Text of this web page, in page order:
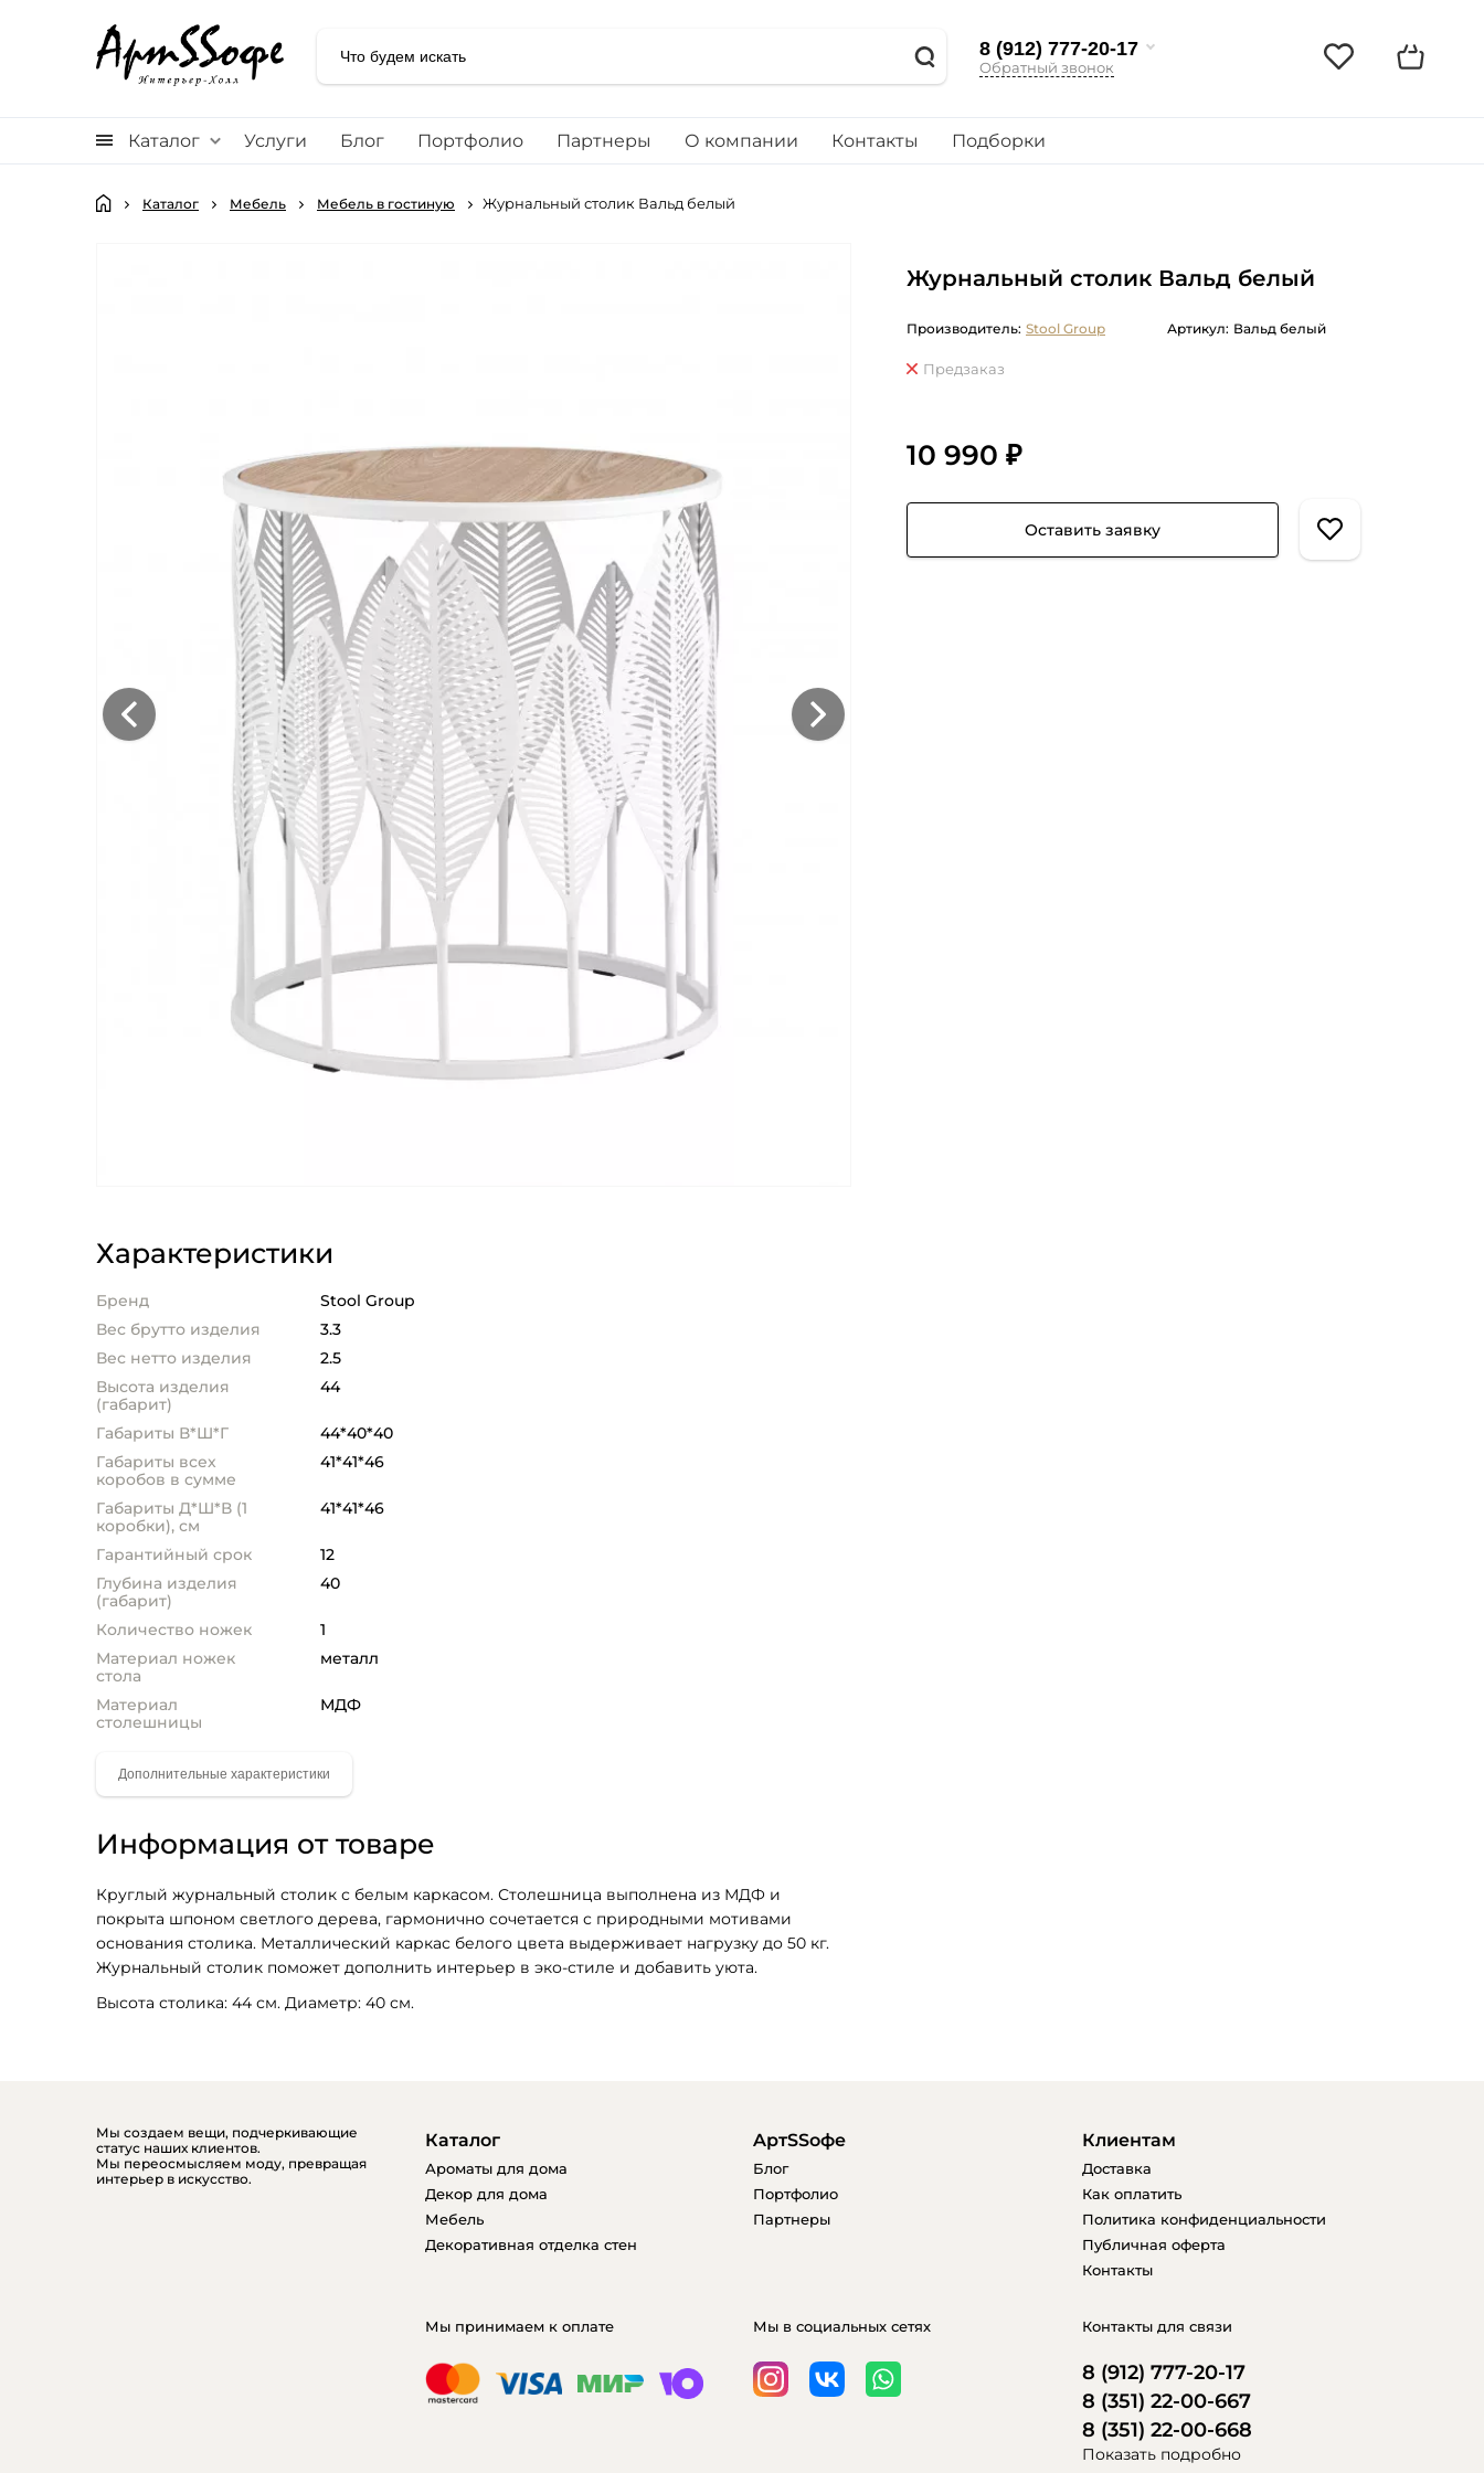
8 (912) 777-20-17
Обратный звонок
Каталог Услуги Блог Портфолио Партнеры О компании Контакты Подборки
Каталог Мебель Мебель в гостиную Журнальный столик Вальд белый
Характеристики
Бренд
Stool Group
Вес брутто изделия
3.3
Вес нетто изделия
2.5
Высота изделия
(габарит)
44
Габариты В*Ш*Г
44*40*40
Габариты всех
коробов в сумме
41*41*46
Габариты Д*Ш*В (1
коробки), см
41*41*46
Гарантийный срок
12
Глубина изделия
(габарит)
40
Количество ножек
1
Материал ножек
стола
металл
Материал
столешницы
МДФ
Информация от товаре
Круглый журнальный столик с белым каркасом. Столешница выполнена из МДФ и
покрыта шпоном светлого дерева, гармонично сочетается с природными мотивами
основания столика. Металлический каркас белого цвета выдерживает нагрузку до 50 кг.
Журнальный столик поможет дополнить интерьер в эко-стиле и добавить уюта.
Высота столика: 44 см. Диаметр: 40 см.
Журнальный столик Вальд белый
Производитель: Stool Group Артикул: Вальд белый
Предзаказ
10 990 ₽
Оставить заявку
Мы создаем вещи, подчеркивающие
статус наших клиентов.
Мы переосмысляем моду, превращая
интерьер в искусство.
Каталог
Ароматы для дома
Декор для дома
Мебель
Декоративная отделка стен
AртSSофе
Блог
Портфолио
Партнеры
Клиентам
Доставка
Как оплатить
Политика конфиденциальности
Публичная оферта
Контакты
Мы принимаем к оплате Мы в социальных сетях Контакты для связи
8 (912) 777-20-17
8 (351) 22-00-667
8 (351) 22-00-668
Показать подробно